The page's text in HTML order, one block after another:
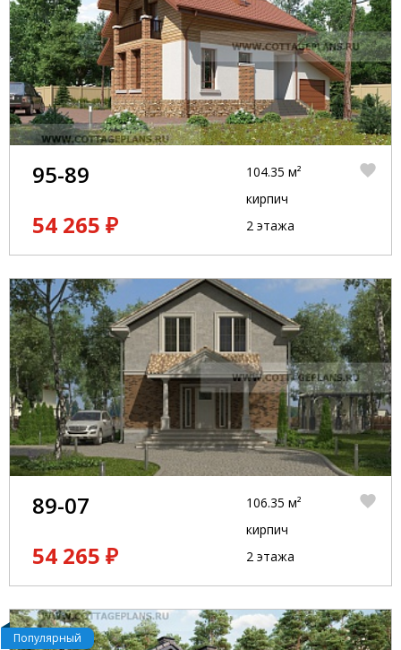
95-89
54 265 ₽
104.35 м²
кирпич
2 этажа
89-07
54 265 ₽
106.35 м²
кирпич
2 этажа
Популярный